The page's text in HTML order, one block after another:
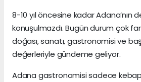
8-10 yıl öncesine kadar Adana’nın
konuşulmazdı. Bugün durum çok
doğası, sanatı, gastronomisi ve
değerleriyle gündeme geliyor.
Adana gastronomisi sadece